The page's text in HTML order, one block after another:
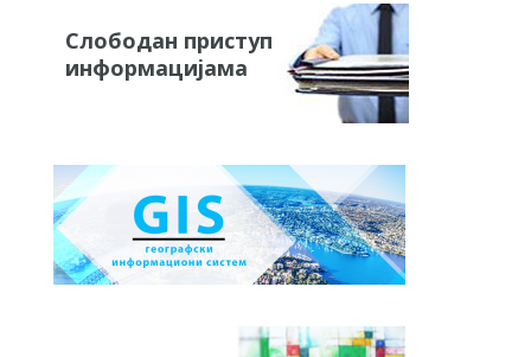
Слободан приступ
информацијама